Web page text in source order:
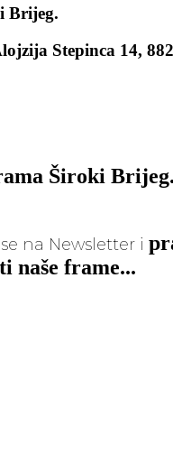
Brijeg.
Stepinca 14,
Široki
na Newsletter i
naše frame...